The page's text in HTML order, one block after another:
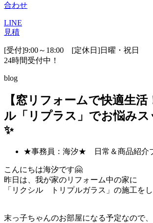
合わせ
LINE
見積
[受付]9:00～18:00 [定休日]日曜・祝日
24時間受付中！
blog
【窓リフォームで快適生活
ル「リプラス」でお悩み
✨
★事務員：海汐★ 日常＆商品紹介
こんにちは海汐です🤗
昨日は、我が家のリフォーム中の家に
「リクシル トリプルガラス」の施工をし
末っ子ちゃんのお部屋になる予定なので